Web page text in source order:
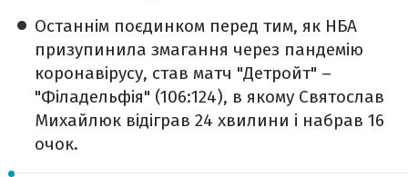
Останнім поєдинком перед тим, як НБА
призупинила змагання через пандемію
коронавірусу, став матч "Детройт" –
"Філадельфія" (106:124), в якому Святослав
Михайлюк відіграв 24 хвилини і набрав 16
очок.